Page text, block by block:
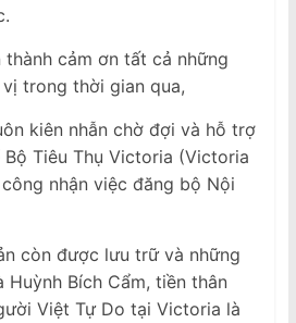
cảm ơn tất cả những
trong thời gian qua,
kiên nhẫn chờ đợi và hỗ trợ
Bộ Tiêu Thụ Victoria (Victoria
nhận việc đăng bộ Nội
còn được lưu trữ và những
Huỳnh Bích Cẩm, tiền thân
Việt Tự Do tại Victoria là